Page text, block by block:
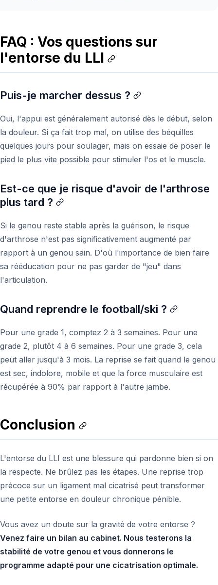
FAQ : Vos questions sur
l'entorse du LLI
Puis-je marcher dessus ?
Oui, l'appui est généralement autorisé dès le début, selon
la douleur. Si ça fait trop mal, on utilise des béquilles
quelques jours pour soulager, mais on essaie de poser le
pied le plus vite possible pour stimuler l'os et le muscle.
Est-ce que je risque d'avoir de l'arthrose
plus tard ?
Si le genou reste stable après la guérison, le risque
d'arthrose n'est pas significativement augmenté par
rapport à un genou sain. D'où l'importance de bien faire
sa rééducation pour ne pas garder de "jeu" dans
l'articulation.
Quand reprendre le football/ski ?
Pour une grade 1, comptez 2 à 3 semaines. Pour une
grade 2, plutôt 4 à 6 semaines. Pour une grade 3, cela
peut aller jusqu'à 3 mois. La reprise se fait quand le genou
est sec, indolore, mobile et que la force musculaire est
récupérée à 90% par rapport à l'autre jambe.
Conclusion
L'entorse du LLI est une blessure qui pardonne bien si on
la respecte. Ne brûlez pas les étapes. Une reprise trop
précoce sur un ligament mal cicatrisé peut transformer
une petite entorse en douleur chronique pénible.
Vous avez un doute sur la gravité de votre entorse ?
Venez faire un bilan au cabinet. Nous testerons la
stabilité de votre genou et vous donnerons le
programme adapté pour une cicatrisation optimale.